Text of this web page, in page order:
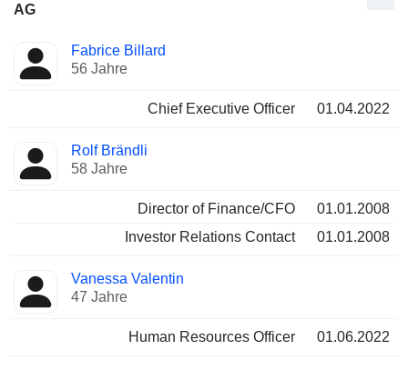
AG
Manager
Besetzte
Positionen
Fabrice Billard
56 Jahre
Chief Executive Officer 01.04.2022
Rolf Brändli
58 Jahre
Director of Finance/CFO
01.01.2008
Investor Relations Contact
01.01.2008
Vanessa Valentin
47 Jahre
Human Resources Officer 01.06.2022